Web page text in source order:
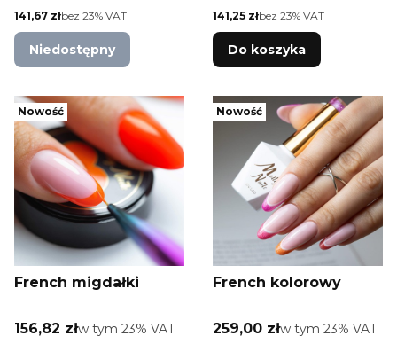
Cena netto
141,67 złbez 23% VAT
Niedostępny
Cena netto
141,25 złbez 23% VAT
Do koszyka
Nowość
French migdałki
Cena brutto
156,82 złw tym %s VAT
w tym 23% VAT
Nowość
French kolorowy
Cena brutto
259,00 złw tym %s VAT
w tym 23% VAT